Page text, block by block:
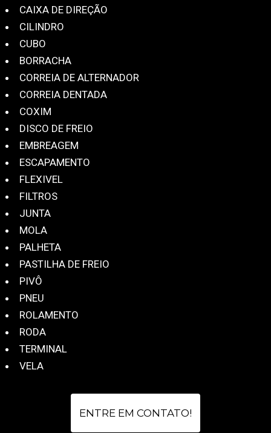
CAIXA DE DIREÇÃO
CILINDRO
CUBO
BORRACHA
CORREIA DE ALTERNADOR
CORREIA DENTADA
COXIM
DISCO DE FREIO
EMBREAGEM
ESCAPAMENTO
FLEXIVEL
FILTROS
JUNTA
MOLA
PALHETA
PASTILHA DE FREIO
PIVÔ
PNEU
ROLAMENTO
RODA
TERMINAL
VELA
ENTRE EM CONTATO!